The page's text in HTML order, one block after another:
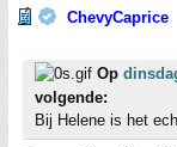
ChevyCaprice
Op
volgende:
Bij Helene is het